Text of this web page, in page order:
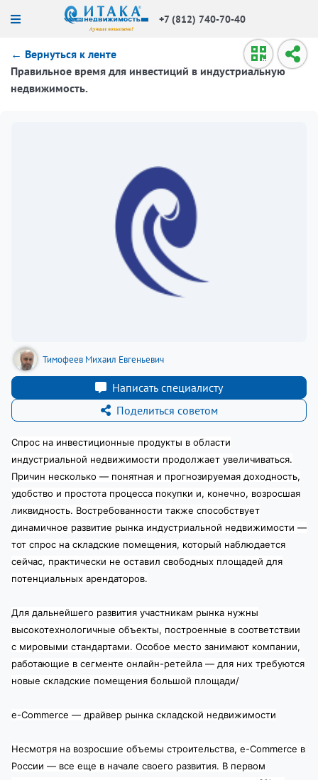
+7 (812) 740-70-40
← Вернуться к ленте
Правильное время для инвестиций в индустриальную
недвижимость.
Тимофеев Михаил Евгеньевич
Написать специалисту
Поделиться советом
Спрос на инвестиционные продукты в области
индустриальной недвижимости продолжает увеличиваться.
Причин несколько — понятная и прогнозируемая доходность,
удобство и простота процесса покупки и, конечно, возросшая
ликвидность. Востребованности также способствует
динамичное развитие рынка индустриальной недвижимости —
тот спрос на складские помещения, который наблюдается
сейчас, практически не оставил свободных площадей для
потенциальных арендаторов.
Для дальнейшего развития участникам рынка нужны
высокотехнологичные объекты, построенные в соответствии
с мировыми стандартами. Особое место занимают компании,
работающие в сегменте онлайн-ретейла — для них требуются
новые складские помещения большой площади/
e-Commerce — драйвер рынка складской недвижимости
Несмотря на возросшие объемы строительства, e-Commerce в
России — все еще в начале своего развития. В первом